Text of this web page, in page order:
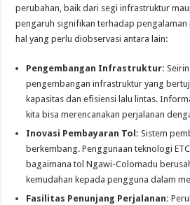
perubahan, baik dari segi infrastruktur
pengaruh signifikan terhadap pengalaman
hal yang perlu diobservasi antara lain:
Pengembangan Infrastruktur:
pengembangan infrastruktur yang
kapasitas dan efisiensi lalu lintas.
kita bisa merencanakan perjalanan
Inovasi Pembayaran Tol: Sistem
berkembang. Penggunaan teknologi
bagaimana tol Ngawi-Colomadu
kemudahan kepada pengguna dalam
Fasilitas Penunjang Perjalanan: